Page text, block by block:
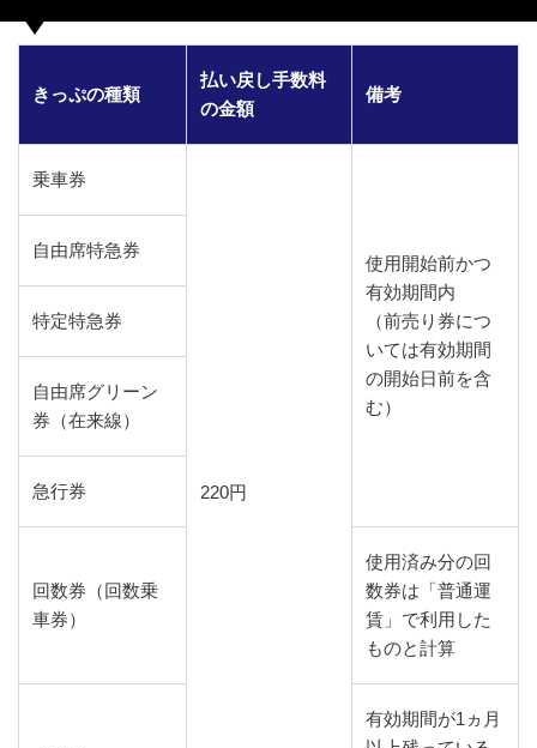
きっぷの種類
払い戻し手数料
の金額
備考
乗車券
220円
使用開始前かつ
有効期間内
（前売り券につ
いては有効期間
の開始日前を含
む）
自由席特急券
特定特急券
自由席グリーン
券（在来線）
急行券
回数券（回数乗
車券）
使用済み分の回
数券は「普通運
賃」で利用した
ものと計算
有効期間が1ヵ月